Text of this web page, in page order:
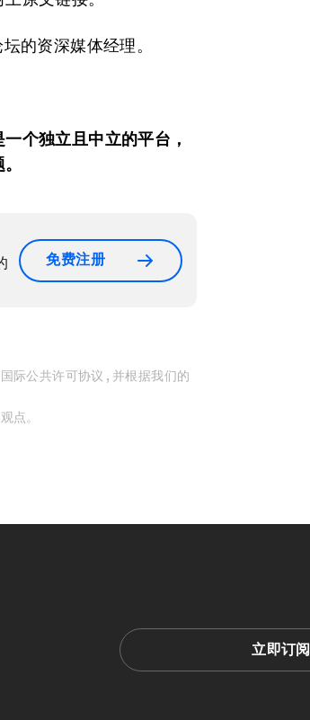
的资深媒体经理。
个独立且中立的平台，
免费注册
际公共许可协议 , 并根据我们的
点。
立即订阅